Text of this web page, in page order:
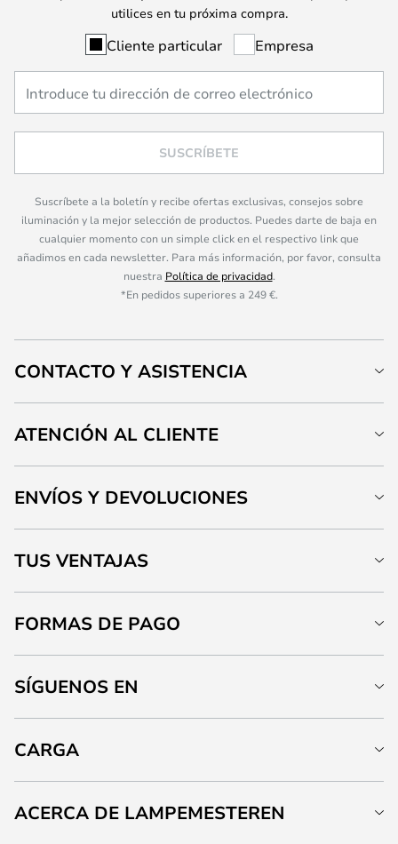
utilices en tu próxima compra.
Cliente particular Empresa
SUSCRÍBETE
Suscríbete a la boletín y recibe ofertas exclusivas, consejos sobre
iluminación y la mejor selección de productos. Puedes darte de baja en
cualquier momento con un simple click en el respectivo link que
añadimos en cada newsletter. Para más información, por favor, consulta
nuestra Política de privacidad.
*En pedidos superiores a 249 €.
CONTACTO Y ASISTENCIA
ATENCIÓN AL CLIENTE
ENVÍOS Y DEVOLUCIONES
TUS VENTAJAS
FORMAS DE PAGO
SÍGUENOS EN
CARGA
ACERCA DE LAMPEMESTEREN